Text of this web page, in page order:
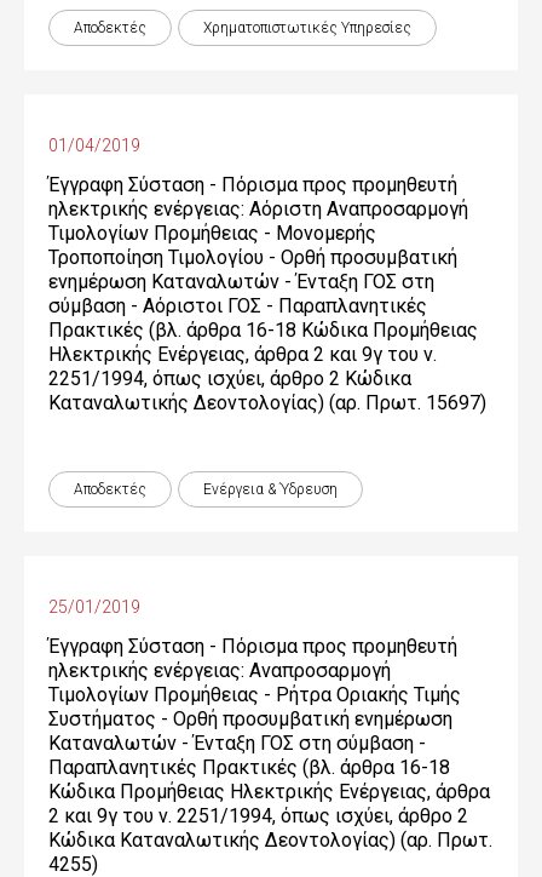
Αποδεκτές Χρηματοπιστωτικές Yπηρεσίες
01/04/2019
Έγγραφη Σύσταση - Πόρισμα προς προμηθευτή
ηλεκτρικής ενέργειας: Αόριστη Αναπροσαρμογή
Τιμολογίων Προμήθειας - Μονομερής
Τροποποίηση Τιμολογίου - Ορθή προσυμβατική
ενημέρωση Καταναλωτών - Ένταξη ΓΟΣ στη
σύμβαση - Αόριστοι ΓΟΣ - Παραπλανητικές
Πρακτικές (βλ. άρθρα 16-18 Κώδικα Προμήθειας
Ηλεκτρικής Ενέργειας, άρθρα 2 και 9γ του ν.
2251/1994, όπως ισχύει, άρθρο 2 Κώδικα
Καταναλωτικής Δεοντολογίας) (αρ. Πρωτ. 15697)
Αποδεκτές Ενέργεια & Ύδρευση
25/01/2019
Έγγραφη Σύσταση - Πόρισμα προς προμηθευτή
ηλεκτρικής ενέργειας: Αναπροσαρμογή
Τιμολογίων Προμήθειας - Ρήτρα Οριακής Τιμής
Συστήματος - Ορθή προσυμβατική ενημέρωση
Καταναλωτών - Ένταξη ΓΟΣ στη σύμβαση -
Παραπλανητικές Πρακτικές (βλ. άρθρα 16-18
Κώδικα Προμήθειας Ηλεκτρικής Ενέργειας, άρθρα
2 και 9γ του ν. 2251/1994, όπως ισχύει, άρθρο 2
Κώδικα Καταναλωτικής Δεοντολογίας) (αρ. Πρωτ.
4255)